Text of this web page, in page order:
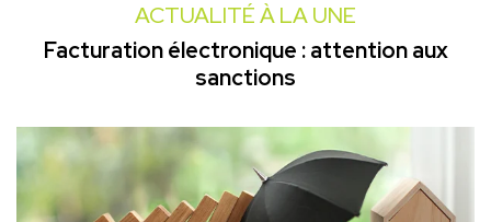
ACTUALITÉ À LA UNE
Facturation électronique : attention aux
sanctions